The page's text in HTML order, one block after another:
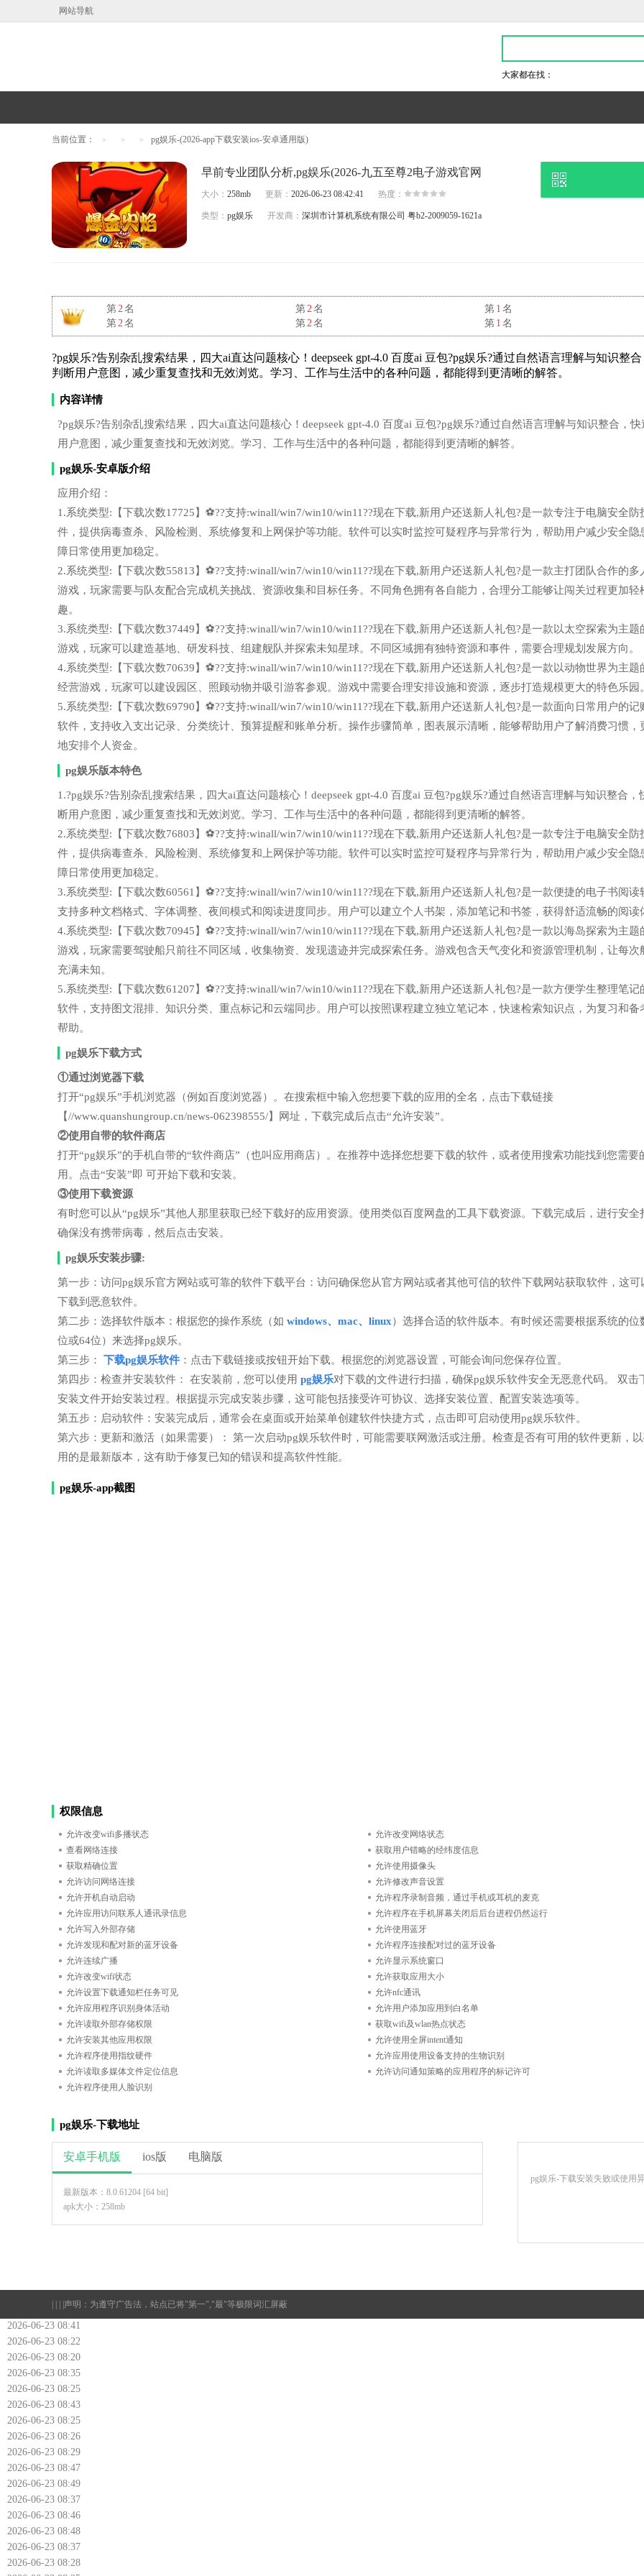
网站导航
大家都在找：
当前位置： > > > pg娱乐-(2026-app下载安装ios-安卓通用版)
早前专业团队分析,pg娱乐(2026-九五至尊2电子游戏官网
大小：258mb 更新：2026-06-23 08:42:41 热度：
类型：pg娱乐 开发商：深圳市计算机系统有限公司粤b2-2009059-1621a
第2名 第2名 第 1 名
第2名 第2名 第 1 名
?pg娱乐?告别杂乱搜索结果，四大ai直达问题核心！deepseek gpt-4.0 百度ai 豆包?pg娱乐?通过自然语言理解与知识整
判断用户意图，减少重复查找和无效浏览。学习、工作与生活中的各种问题，都能得到更清晰的解答。
内容详情
?pg娱乐?告别杂乱搜索结果，四大ai直达问题核心！deepseek gpt-4.0 百度ai 豆包?pg娱乐?通过自然语言理解与知识整合，
用户意图，减少重复查找和无效浏览。学习、工作与生活中的各种问题，都能得到更清晰的解答。
pg娱乐-安卓版介绍
应用介绍：
1.系统类型:【下载次数17725】⚽??支持:winall/win7/win10/win11??现在下载,新用户还送新人礼包?是一款专注于电脑安全防
件，提供病毒查杀、风险检测、系统修复和上网保护等功能。软件可以实时监控可疑程序与异常行为，帮助用户减少安全隐
障日常使用更加稳定。
2.系统类型:【下载次数55813】⚽??支持:winall/win7/win10/win11??现在下载,新用户还送新人礼包?是一款主打团队合作的多
游戏，玩家需要与队友配合完成机关挑战、资源收集和目标任务。不同角色拥有各自能力，合理分工能够让闯关过程更加轻
趣。
3.系统类型:【下载次数37449】⚽??支持:winall/win7/win10/win11??现在下载,新用户还送新人礼包?是一款以太空探索为主题
游戏，玩家可以建造基地、研发科技、组建舰队并探索未知星球。不同区域拥有独特资源和事件，需要合理规划发展方向。
4.系统类型:【下载次数70639】⚽??支持:winall/win7/win10/win11??现在下载,新用户还送新人礼包?是一款以动物世界为主题
经营游戏，玩家可以建设园区、照顾动物并吸引游客参观。游戏中需要合理安排设施和资源，逐步打造规模更大的特色乐园
5.系统类型:【下载次数69790】⚽??支持:winall/win7/win10/win11??现在下载,新用户还送新人礼包?是一款面向日常用户的记
软件，支持收入支出记录、分类统计、预算提醒和账单分析。操作步骤简单，图表展示清晰，能够帮助用户了解消费习惯，
地安排个人资金。
pg娱乐版本特色
1.?pg娱乐?告别杂乱搜索结果，四大ai直达问题核心！deepseek gpt-4.0 百度ai 豆包?pg娱乐?通过自然语言理解与知识整合，
断用户意图，减少重复查找和无效浏览。学习、工作与生活中的各种问题，都能得到更清晰的解答。
2.系统类型:【下载次数76803】⚽??支持:winall/win7/win10/win11??现在下载,新用户还送新人礼包?是一款专注于电脑安全防
件，提供病毒查杀、风险检测、系统修复和上网保护等功能。软件可以实时监控可疑程序与异常行为，帮助用户减少安全隐
障日常使用更加稳定。
3.系统类型:【下载次数60561】⚽??支持:winall/win7/win10/win11??现在下载,新用户还送新人礼包?是一款便捷的电子书阅读
支持多种文档格式、字体调整、夜间模式和阅读进度同步。用户可以建立个人书架，添加笔记和书签，获得舒适流畅的阅读
4.系统类型:【下载次数70945】⚽??支持:winall/win7/win10/win11??现在下载,新用户还送新人礼包?是一款以海岛探索为主题
游戏，玩家需要驾驶船只前往不同区域，收集物资、发现遗迹并完成探索任务。游戏包含天气变化和资源管理机制，让每次
充满未知。
5.系统类型:【下载次数61207】⚽??支持:winall/win7/win10/win11??现在下载,新用户还送新人礼包?是一款方便学生整理笔记
软件，支持图文混排、知识分类、重点标记和云端同步。用户可以按照课程建立独立笔记本，快速检索知识点，为复习和备
帮助。
pg娱乐下载方式
①通过浏览器下载
打开“pg娱乐”手机浏览器（例如百度浏览器）。在搜索框中输入您想要下载的应用的全名，点击下载链接
【//www.quanshungroup.cn/news-062398555/】网址，下载完成后点击“允许安装”。
②使用自带的软件商店
打开“pg娱乐”的手机自带的“软件商店”（也叫应用商店）。在推荐中选择您想要下载的软件，或者使用搜索功能找到您需要
用。点击“安装”即 可开始下载和安装。
③使用下载资源
有时您可以从“pg娱乐”其他人那里获取已经下载好的应用资源。使用类似百度网盘的工具下载资源。下载完成后，进行安全
确保没有携带病毒，然后点击安装。
pg娱乐安装步骤:
第一步：访问pg娱乐官方网站或可靠的软件下载平台：访问确保您从官方网站或者其他可信的软件下载网站获取软件，这可
下载到恶意软件。
第二步：选择软件版本：根据您的操作系统（如 windows、mac、linux）选择合适的软件版本。有时候还需要根据系统的位
位或64位）来选择pg娱乐。
第三步： 下载pg娱乐软件 ：点击下载链接或按钮开始下载。根据您的浏览器设置，可能会询问您保存位置。
第四步：检查并安装软件： 在安装前，您可以使用 pg娱乐对下载的文件进行扫描，确保pg娱乐软件安全无恶意代码。 双击
安装文件开始安装过程。根据提示完成安装步骤，这可能包括接受许可协议、选择安装位置、配置安装选项等。
第五步：启动软件：安装完成后，通常会在桌面或开始菜单创建软件快捷方式，点击即可启动使用pg娱乐软件。
第六步：更新和激活（如果需要）： 第一次启动pg娱乐软件时，可能需要联网激活或注册。检查是否有可用的软件更新，
用的是最新版本，这有助于修复已知的错误和提高软件性能。
pg娱乐-app截图
权限信息
允许改变wifi多播状态
允许改变网络状态
查看网络连接
获取用户错略的经纬度信息
获取精确位置
允许使用摄像头
允许访问网络连接
允许修改声音设置
允许开机自动启动
允许程序录制音频，通过手机或耳机的麦克
允许应用访问联系人通讯录信息
允许程序在手机屏幕关闭后后台进程仍然运行
允许写入外部存储
允许使用蓝牙
允许发现和配对新的蓝牙设备
允许程序连接配对过的蓝牙设备
允许连续广播
允许显示系统窗口
允许改变wifi状态
允许获取应用大小
允许设置下载通知栏任务可见
允许nfc通讯
允许应用程序识别身体活动
允许用户添加应用到白名单
允许读取外部存储权限
获取wifi及wlan热点状态
允许安装其他应用权限
允许使用全屏intent通知
允许程序使用指纹硬件
允许应用使用设备支持的生物识别
允许读取多媒体文件定位信息
允许访问通知策略的应用程序的标记许可
允许程序使用人脸识别
pg娱乐-下载地址
安卓手机版 ios版 电脑版
最新版本：8.0.61204 [64 bit]
apk大小：258mb
pg娱乐-下载安装失败或使用
声明：为遵守广告法，站点已将"第一","最"等极限词汇屏蔽
2026-06-23 08:41
2026-06-23 08:22
2026-06-23 08:20
2026-06-23 08:35
2026-06-23 08:25
2026-06-23 08:43
2026-06-23 08:25
2026-06-23 08:26
2026-06-23 08:29
2026-06-23 08:47
2026-06-23 08:49
2026-06-23 08:37
2026-06-23 08:46
2026-06-23 08:48
2026-06-23 08:37
2026-06-23 08:28